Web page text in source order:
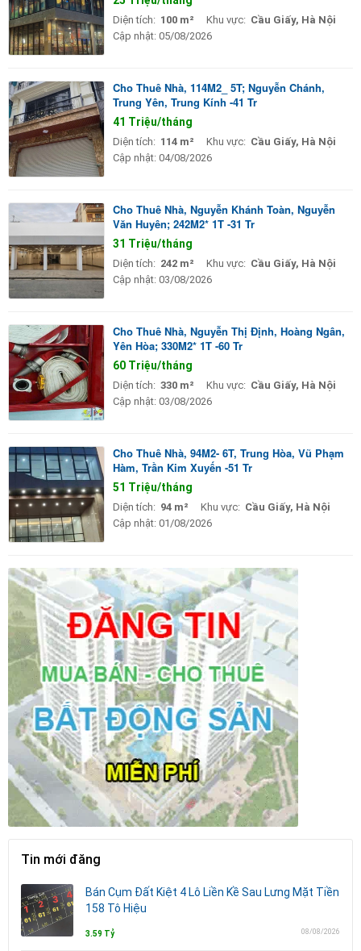
Diện tích: 100 m² Khu vực: Cầu Giấy, Hà Nội
Cập nhật: 05/08/2026
Cho Thuê Nhà, 114M2_ 5T; Nguyễn Chánh,
Trung Yên, Trung Kính -41 Tr
41 Triệu/tháng
Diện tích: 114 m² Khu vực: Cầu Giấy, Hà Nội
Cập nhật: 04/08/2026
Cho Thuê Nhà, Nguyễn Khánh Toàn, Nguyễn
Văn Huyên; 242M2* 1T -31 Tr
31 Triệu/tháng
Diện tích: 242 m² Khu vực: Cầu Giấy, Hà Nội
Cập nhật: 03/08/2026
Cho Thuê Nhà, Nguyễn Thị Định, Hoàng Ngân,
Yên Hòa; 330M2* 1T -60 Tr
60 Triệu/tháng
Diện tích: 330 m² Khu vực: Cầu Giấy, Hà Nội
Cập nhật: 03/08/2026
Cho Thuê Nhà, 94M2- 6T, Trung Hòa, Vũ Phạm
Hàm, Trần Kim Xuyến -51 Tr
51 Triệu/tháng
Diện tích: 94 m² Khu vực: Cầu Giấy, Hà Nội
Cập nhật: 01/08/2026
Tin mới đăng
Bán Cụm Đất Kiệt 4 Lô Liền Kề Sau Lưng Mặt Tiền
158 Tô Hiệu
3.59 Tỷ 08/08/2026